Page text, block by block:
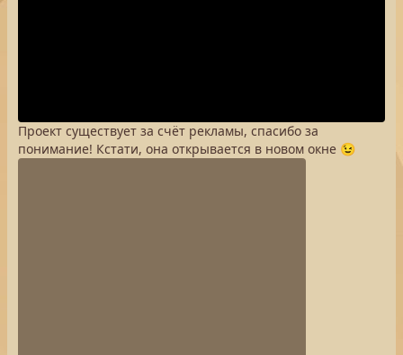
Проект существует за счёт рекламы, спасибо за
понимание! Кстати, она открывается в новом окне 😉